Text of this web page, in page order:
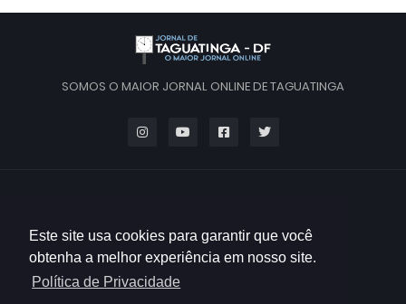
Este site usa cookies para garantir que você
obtenha a melhor experiência em nosso site.
Política de Privacidade
SOMOS O MAIOR JORNAL ONLINE DE TAGUATINGA